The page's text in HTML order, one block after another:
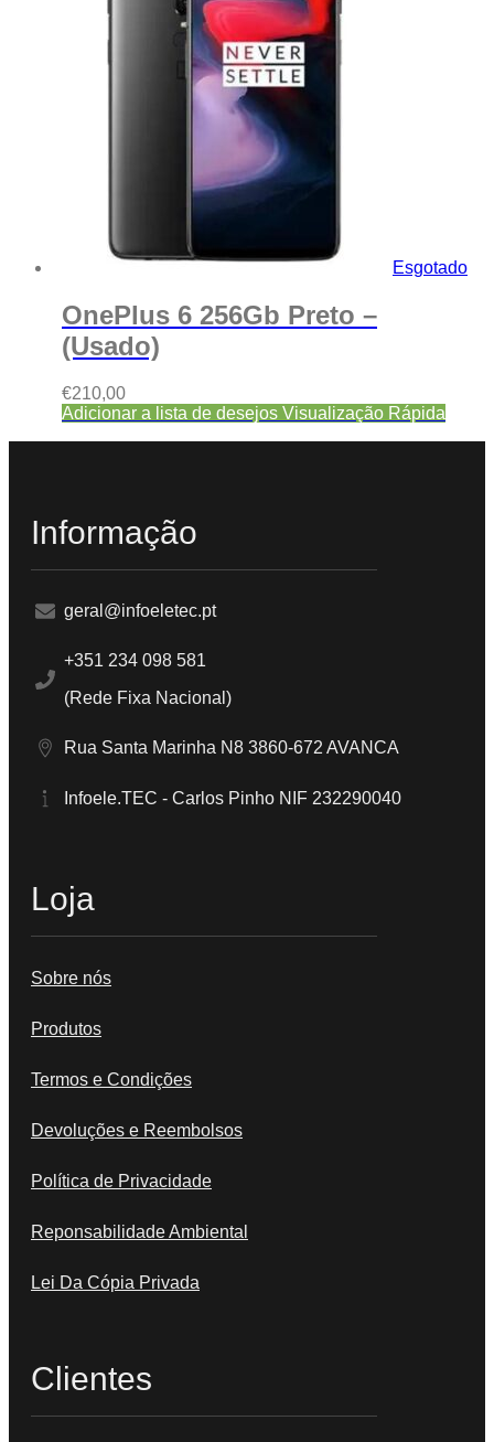
Esgotado
OnePlus 6 256Gb Preto –
(Usado)
€210,00
Adicionar a lista de desejos Visualização Rápida
Informação
geral@infoeletec.pt
+351 234 098 581
(Rede Fixa Nacional)
Rua Santa Marinha N8 3860-672 AVANCA
Infoele.TEC - Carlos Pinho NIF 232290040
Loja
Sobre nós
Produtos
Termos e Condições
Devoluções e Reembolsos
Política de Privacidade
Reponsabilidade Ambiental
Lei Da Cópia Privada
Clientes